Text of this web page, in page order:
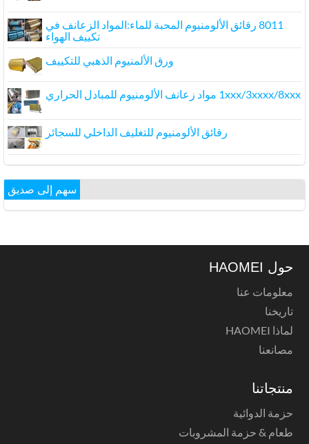
8011 رقائق الألومنيوم المحبة للماء:المواد الزعانف في
تكييف الهواء
ورق الألمنيوم الذهبي للتكييف
1xxx/3xxxx/8xxx مواد زعانف الألومنيوم للمبادل الحراري
رقائق الألومنيوم للتغليف الداخلي للسجائر
سهم إلى صديق
حول HAOMEI
معلومات عنا
تاريخنا
لماذا HAOMEI
مصانعنا
منتجاتنا
حزمة الدوائية
طعام & حزمة المشروبات